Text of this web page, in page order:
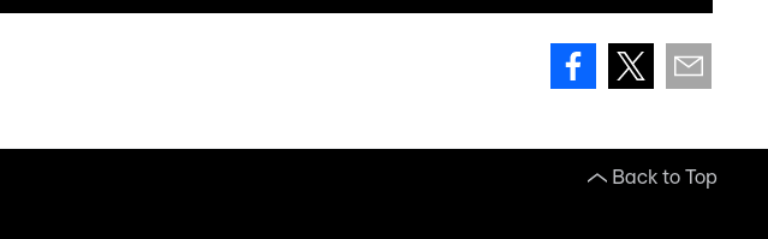
Back to Top